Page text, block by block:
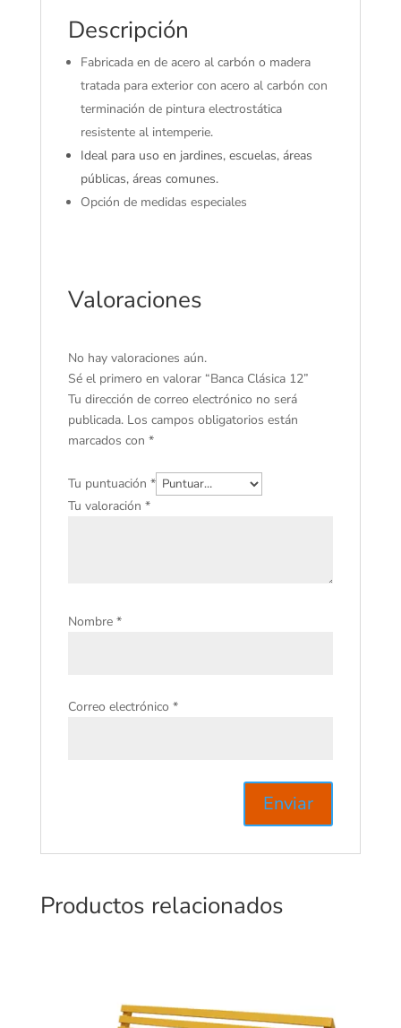
Descripción
Fabricada en de acero al carbón o madera
tratada para exterior con acero al carbón con
terminación de pintura electrostática
resistente al intemperie.
Ideal para uso en jardines, escuelas, áreas
públicas, áreas comunes.
Opción de medidas especiales
Valoraciones
No hay valoraciones aún.
Sé el primero en valorar “Banca Clásica 12”
Tu dirección de correo electrónico no será
publicada. Los campos obligatorios están
marcados con *
Tu puntuación *
Tu valoración *
Nombre *
Correo electrónico *
Productos relacionados